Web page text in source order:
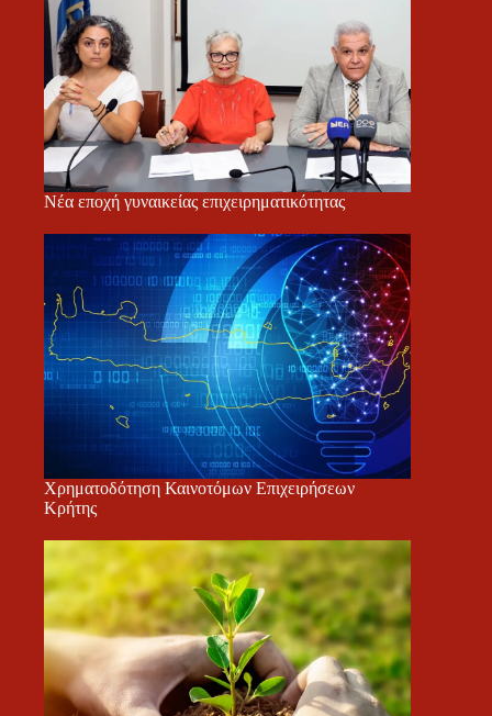
Νέα εποχή γυναικείας επιχειρηματικότητας
Χρηματοδότηση Καινοτόμων Επιχειρήσεων
Κρήτης